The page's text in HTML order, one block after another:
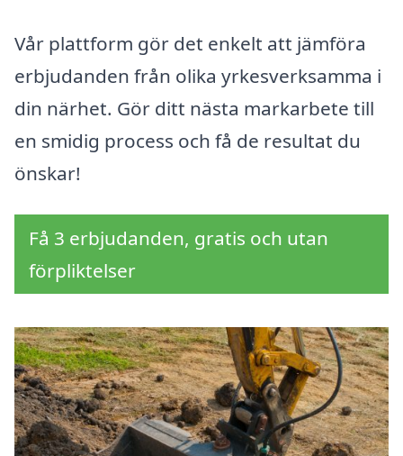
Vår plattform gör det enkelt att jämföra
erbjudanden från olika yrkesverksamma i
din närhet. Gör ditt nästa markarbete till
en smidig process och få de resultat du
önskar!
Få 3 erbjudanden, gratis och utan
förpliktelser